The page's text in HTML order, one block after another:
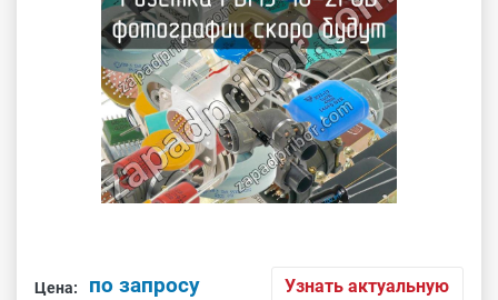
Цена: по запросу
Узнать актуальную